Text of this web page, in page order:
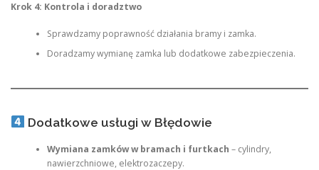
Krok 4: Kontrola i doradztwo
Sprawdzamy poprawność działania bramy i zamka.
Doradzamy wymianę zamka lub dodatkowe zabezpieczenia.
Dodatkowe usługi w Błędowie
Wymiana zamków w bramach i furtkach – cylindry,
nawierzchniowe, elektrozaczepy.